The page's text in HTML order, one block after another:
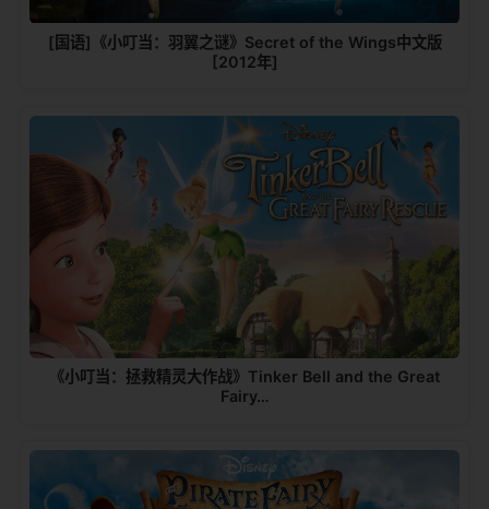
[国语]《小叮当：羽翼之谜》Secret of the Wings中文版
[2012年]
《小叮当：拯救精灵大作战》Tinker Bell and the Great
Fairy…